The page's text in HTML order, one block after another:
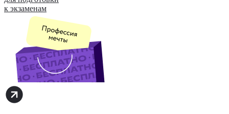
к экзаменам